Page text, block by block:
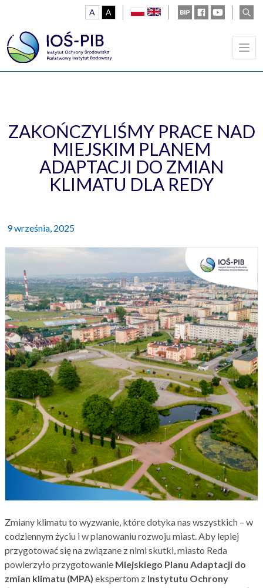
Ustawienia
A
A
polskienglish BIP FacebookYoutube
ZAKOŃCZYLIŚMY PRACE NAD
MIEJSKIM PLANEM
ADAPTACJI DO ZMIAN
KLIMATU DLA REDY
9 września, 2025
Zmiany klimatu to wyzwanie, które dotyka nas wszystkich – w
codziennym życiu i w planowaniu rozwoju miast. Aby lepiej
przygotować się na związane z nimi skutki, miasto Reda
powierzyło przygotowanie Miejskiego Planu Adaptacji do
zmian klimatu (MPA) ekspertom z Instytutu Ochrony